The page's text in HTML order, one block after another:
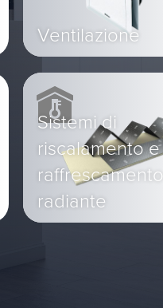
Ventilazione
Sistemi di
riscalamento e
raffrescamento
radiante